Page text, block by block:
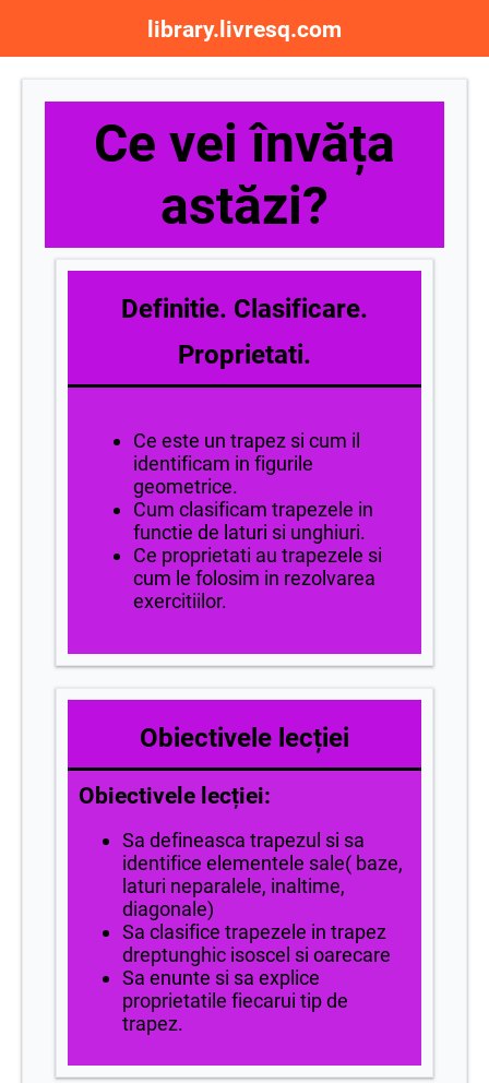
library.livresq.com
Ce vei învăța
astăzi?
Definitie. Clasificare.
Proprietati.
Ce este un trapez si cum il
identificam in figurile
geometrice.
Cum clasificam trapezele in
functie de laturi si unghiuri.
Ce proprietati au trapezele si
cum le folosim in rezolvarea
exercitiilor.
Obiectivele lecției
Obiectivele lecției:
Sa defineasca trapezul si sa
identifice elementele sale( baze,
laturi neparalele, inaltime,
diagonale)
Sa clasifice trapezele in trapez
dreptunghic isoscel si oarecare
Sa enunte si sa explice
proprietatile fiecarui tip de
trapez.